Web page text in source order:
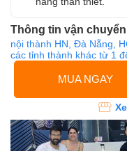
Thông tin vận chuyển
nội thành HN, Đà Nẵng,
các tỉnh thành khác từ 1
MUA NGAY